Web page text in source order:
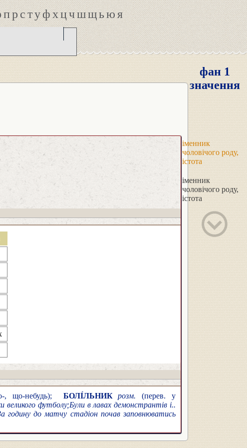
прстуфхцчшщьюя
фан 1
значення
іменник
чоловічого роду,
істота
іменник
чоловічого роду,
істота
, що-небудь); БОЛІ́ЛЬНИК розм. (перев. у
великого футболу;Були в лавах демонстрантів і..
годину до матчу стадіон почав заповнюватись